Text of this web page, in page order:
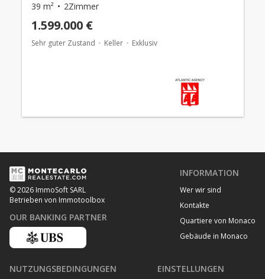
39 m² 2Zimmer
1.599.000 €
Sehr guter Zustand Keller Exklusiv
© 2026 ImmoSoft SARL
Betrieben von Immotoolbox
OUR BANKING PARTNER
INFORMATION
Wer wir sind
Kontakte
Quartiere von Monaco
Gebäude in Monaco
NUTZUNGSBEDINGUNGEN EINSTELLUNGEN